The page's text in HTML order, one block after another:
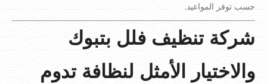
حسب توفر المواعيد.
شركة تنظيف فلل بتبوك
والاختيار الأمثل لنظافة تدوم